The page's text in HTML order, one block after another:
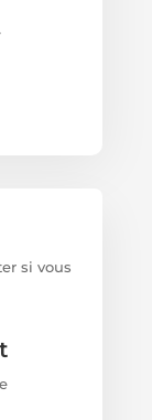
si vous